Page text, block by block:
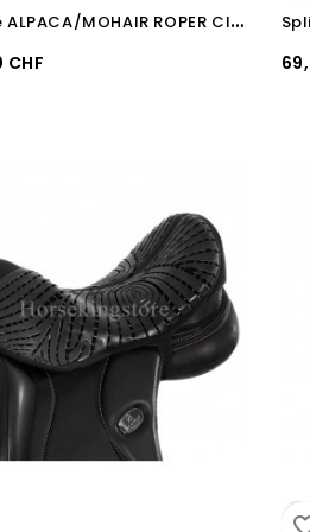
S
angle ALPACA/MOHAIR ROPER Classic Equine
CHF